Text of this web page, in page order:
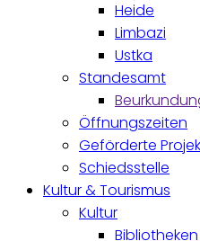
Heide
Limbazi
Ustka
Standesamt
Öffnungszeiten
Geförderte
Schiedsstelle
Kultur & Tourismus
Kultur